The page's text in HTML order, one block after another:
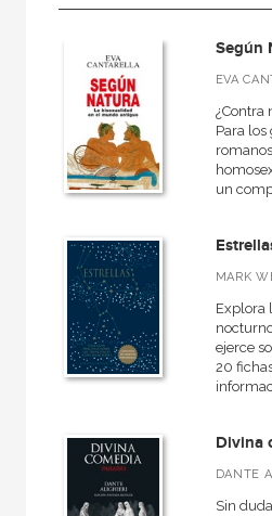
A fondo
Akadémica
Akal Infantil
Anverso
Arealonga - Letras galegas
Arquitectura
Arquitectura (textos de
VER TODAS... (148)
MATERIAS
Actualidad
Según
EVA
¿Contra
Para
un
MARK
Explora
ejerce
20
Divina
DANTE
Sin